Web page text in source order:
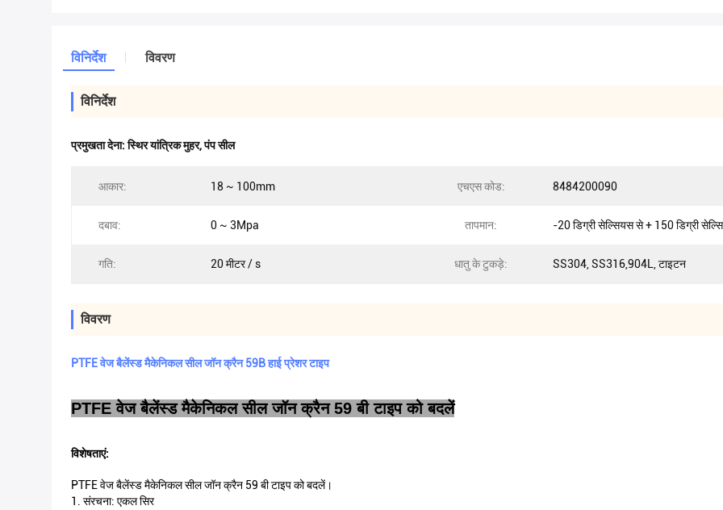
विनिर्देश विवरण
विनिर्देश
प्रमुखता देना:स्थिर यांत्रिक मुहर,पंप सील
आकार: 18 ~ 100mm एचएस कोड: 8484200090
दबाव: 0 ~ 3Mpa तापमान: -20 डिग्री सेल्सियस से + 150 डिग्री
गति: 20 मीटर / s धातु के टुकड़े: SS304, SS316,904L, टाइटन
विवरण
PTFE वेज बैलेंस्ड मैकेनिकल सील जॉन क्रैन 59B हाई प्रेशर टाइप
PTFE वेज बैलेंस्ड मैकेनिकल सील जॉन क्रैन 59 बी टाइप को बदलें
विशेषताएं:
PTFE वेज बैलेंस्ड मैकेनिकल सील जॉन क्रैन 59 बी टाइप को बदलें।
1. संरचना: एकल सिर